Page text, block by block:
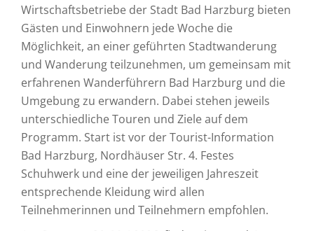
Wirtschaftsbetriebe der Stadt Bad Harzburg bieten
Gästen und Einwohnern jede Woche die
Möglichkeit, an einer geführten Stadtwanderung
und Wanderung teilzunehmen, um gemeinsam mit
erfahrenen Wanderführern Bad Harzburg und die
Umgebung zu erwandern. Dabei stehen jeweils
unterschiedliche Touren und Ziele auf dem
Programm. Start ist vor der Tourist-Information
Bad Harzburg, Nordhäuser Str. 4. Festes
Schuhwerk und eine der jeweiligen Jahreszeit
entsprechende Kleidung wird allen
Teilnehmerinnen und Teilnehmern empfohlen.